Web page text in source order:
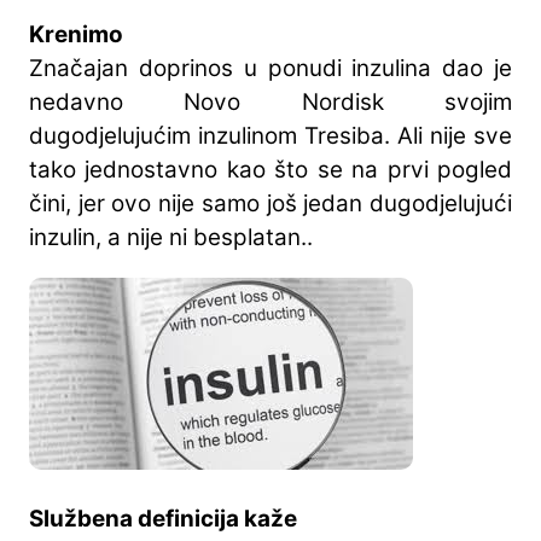
Krenimo
Značajan doprinos u ponudi inzulina dao je
nedavno Novo Nordisk svojim
dugodjelujućim inzulinom Tresiba. Ali nije sve
tako jednostavno kao što se na prvi pogled
čini, jer ovo nije samo još jedan dugodjelujući
inzulin, a nije ni besplatan..
Službena definicija kaže